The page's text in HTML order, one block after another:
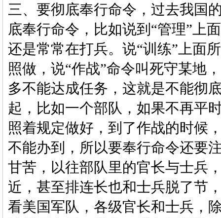
三、要彻底奉行命令，过去我国
底奉行命令，比如说到 “管理”上
还是常常在打兵。说“训练”上面
照做，说“作战”命令叫死守某地
多不能达成任务，这就是不能彻
起，比如一个部队，如果不再
照着规定做好，到了作战的时候
不能办到，所以要奉行命令还要
甘苦，以往部队里的官长与士兵
近，甚至排连长也和士兵脱了节
看美国军队，各级官长和士兵，